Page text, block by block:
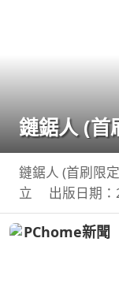
鏈鋸人 (首
鏈鋸人 (首刷限
立 出版日期：
惡魔盤算的恐怖
同時想消除死之